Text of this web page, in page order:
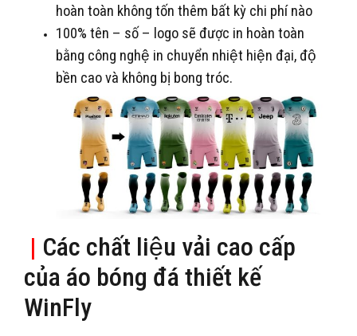
hoàn toàn không tốn thêm bất kỳ chi phí nào
100% tên – số – logo sẽ được in hoàn toàn
bằng công nghệ in chuyển nhiệt hiện đại, độ
bền cao và không bị bong tróc.
| Các chất liệu vải cao cấp
của áo bóng đá thiết kế
WinFly